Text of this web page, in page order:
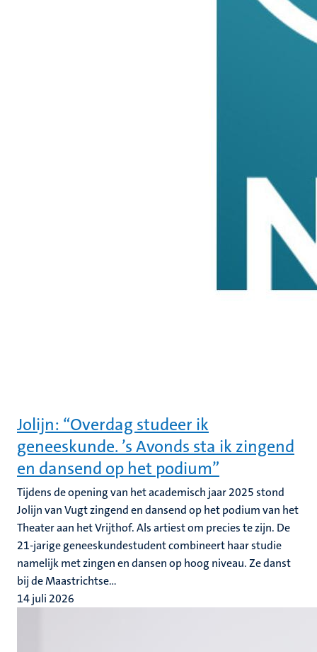
Jolijn: “Overdag studeer ik
geneeskunde. ’s Avonds sta ik zingend
en dansend op het podium”
Tijdens de opening van het academisch jaar 2025 stond
Jolijn van Vugt zingend en dansend op het podium van het
Theater aan het Vrijthof. Als artiest om precies te zijn. De
21-jarige geneeskundestudent combineert haar studie
namelijk met zingen en dansen op hoog niveau. Ze danst
bij de Maastrichtse...
14 juli 2026